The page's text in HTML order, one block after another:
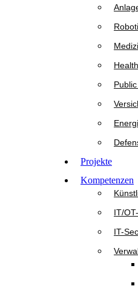
Projekte
Kompetenzen
IT/
IT-